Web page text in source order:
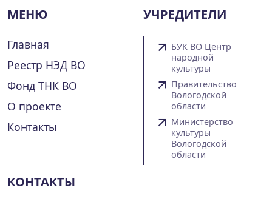
МЕНЮ
Главная
Реестр НЭД ВО
Фонд ТНК ВО
О проекте
Контакты
УЧРЕДИТЕЛИ
БУК ВО Центр
народной
культуры
Правительство
Вологодской
области
Министерство
культуры
Вологодской
области
КОНТАКТЫ